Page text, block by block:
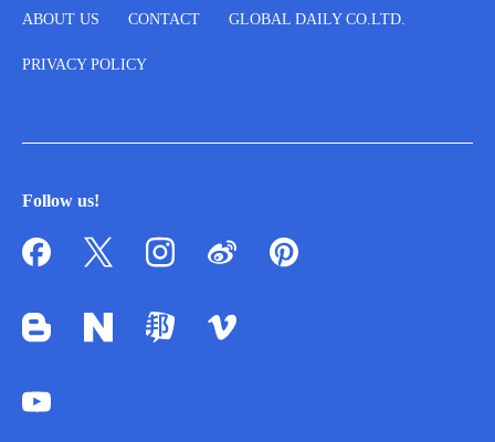
ABOUT US CONTACT GLOBAL DAILY CO.LTD.
PRIVACY POLICY
Follow us!